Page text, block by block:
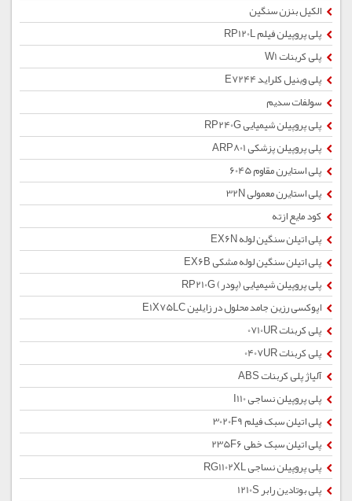
الکیل بنزن سنگین
پلی پروپیلن فیلم RP120L
پلی کربنات W1
پلی وینیل کلراید E7244
سولفات سدیم
پلی پروپیلن شیمیایی RP240G
پلی پروپیلن پزشکی ARP801
پلی استایرن مقاوم 6045
پلی استایرن معمولی 32N
کود مایع ازته
پلی اتیلن سنگین لوله EX6N
پلی اتیلن سنگین لوله مشکی EX6B
پلی پروپیلن شیمیایی (پودر) RP210G
اپوکسی رزین جامد محلول در زایلین E1X75LC
پلی کربنات 0710UR
پلی کربنات 0407UR
آلیاژ پلی کربنات ABS
پلی پروپیلن نساجی I110
پلی اتیلن سبک فیلم 3020F9
پلی اتیلن سبک خطی 235F6
پلی پروپیلن نساجی RG1102XL
پلی بوتادین رابر 1210S